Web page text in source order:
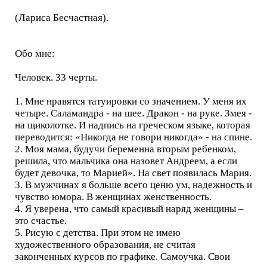
(Лариса Бесчастная).
Обо мне:
Человек. 33 черты.
1. Мне нравятся татуировки со значением. У меня их
четыре. Саламандра - на шее. Дракон - на руке. Змея -
на щиколотке. И надпись на греческом языке, которая
переводится: «Никогда не говори никогда» - на спине.
2. Моя мама, будучи беременна вторым ребенком,
решила, что мальчика она назовет Андреем, а если
будет девочка, то Марией». На свет появилась Мария.
3. В мужчинах я больше всего ценю ум, надежность и
чувство юмора. В женщинах женственность.
4. Я уверена, что самый красивый наряд женщины –
это счастье.
5. Рисую с детства. При этом не имею
художественного образования, не считая
законченных курсов по графике. Самоучка. Свои